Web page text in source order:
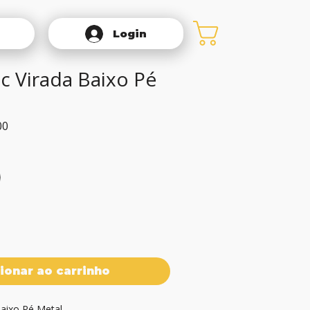
Login
Virada Baixo Pé
ao carrinho